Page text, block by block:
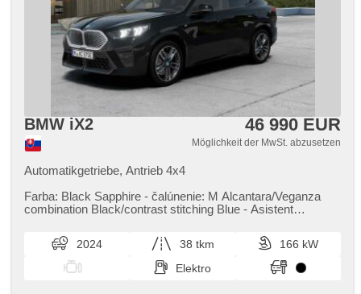
BMW iX2 46 990 EUR
Möglichkeit der MwSt. abzusetzen
Automatikgetriebe, Antrieb 4x4
Farba: Black Sapphire ​- čalúnenie: M Alcantara/Veganza
combination Black/contrast stitching Blue ​- Asistent
2024 38 tkm
166 kW
Elektro